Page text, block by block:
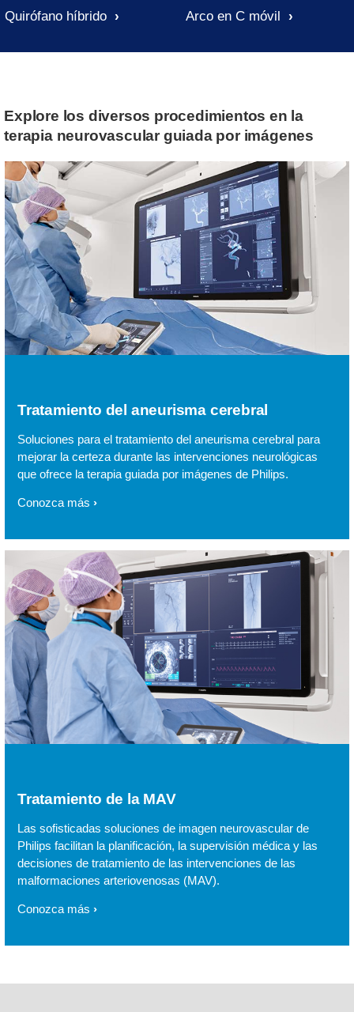
Quirófano híbrido Arco en C móvil
Explore los diversos procedimientos en la
terapia neurovascular guiada por imágenes
Tratamiento del aneurisma cerebral
Soluciones para el tratamiento del aneurisma cerebral para
mejorar la certeza durante las intervenciones neurológicas
que ofrece la terapia guiada por imágenes de Philips.
Conozca más
Tratamiento de la MAV
Las sofisticadas soluciones de imagen neurovascular de
Philips facilitan la planificación, la supervisión médica y las
decisiones de tratamiento de las intervenciones de las
malformaciones arteriovenosas (MAV).
Conozca más